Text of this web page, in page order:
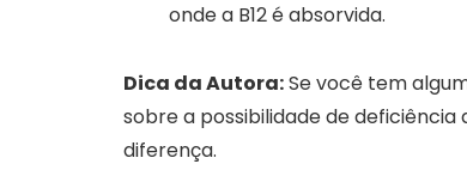
onde a B12 é absorvida.
Dica da Autora:Se você tem
sobre a possibilidade de deficiência
diferença.